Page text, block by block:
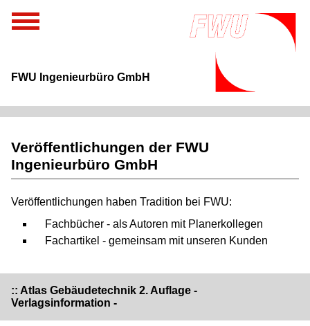
FWU Ingenieurbüro GmbH
Veröffentlichungen der FWU
Ingenieurbüro GmbH
Veröffentlichungen haben Tradition bei FWU:
Fachbücher - als Autoren mit Planerkollegen
Fachartikel - gemeinsam mit unseren Kunden
:: Atlas Gebäudetechnik 2. Auflage -
Verlagsinformation -